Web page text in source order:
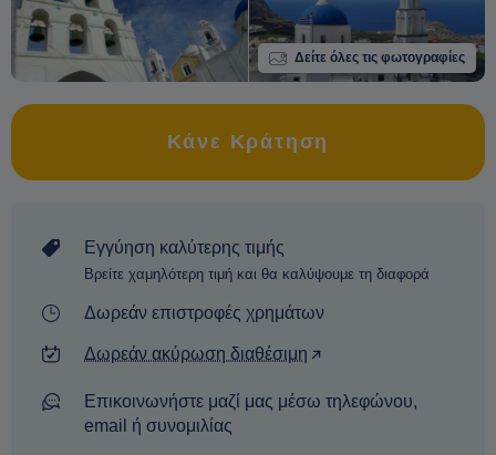
Δείτε όλες τις φωτογραφίες
Κάνε Κράτηση
Εγγύηση καλύτερης τιμής
Βρείτε χαμηλότερη τιμή και θα καλύψουμε τη διαφορά
Δωρεάν επιστροφές χρημάτων
Δωρεάν ακύρωση διαθέσιμη
Επικοινωνήστε μαζί μας μέσω τηλεφώνου,
email ή συνομιλίας